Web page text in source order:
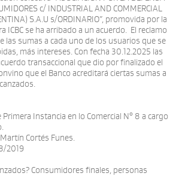
c/ INDUSTRIAL AND COMMERCIAL
S.A.U s/ORDINARIO”, promovida por la
ICBC se ha arribado a un acuerdo. El reclamo
las sumas a cada uno de los usuarios que se
más intereses. Con fecha 30.12.2025 las
transaccional que dio por finalizado el
que el Banco acreditará ciertas sumas a
Primera Instancia en lo Comercial N° 8 a cargo
Cortés Funes.
2019
Consumidores finales, personas